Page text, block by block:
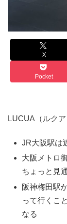
X
Pocket
LUCUA（ルク
JR大阪駅は
大阪メトロ
ちょっと見
阪神梅田駅
って行くこ
なる